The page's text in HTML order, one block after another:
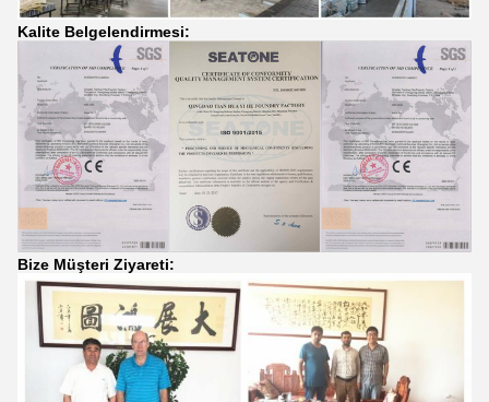
Kalite Belgelendirmesi:
Bize Müşteri Ziyareti: